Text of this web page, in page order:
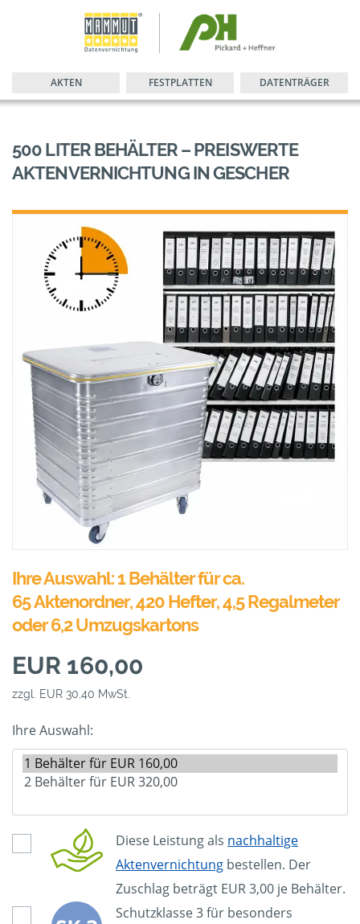
AKTEN FESTPLATTEN DATENTRÄGER
500 LITER BEHÄLTER – PREISWERTE
AKTENVERNICHTUNG IN GESCHER
Ihre Auswahl: 1 Behälter für ca.
65 Aktenordner, 420 Hefter, 4,5 Regalmeter
oder 6,2 Umzugskartons
EUR 160,00
zzgl. EUR 30,40 MwSt.
Ihre Auswahl:
Diese Leistung als nachhaltige
Aktenvernichtung bestellen. Der
Zuschlag beträgt EUR 3,00 je Behälter.
Schutzklasse 3 für besonders